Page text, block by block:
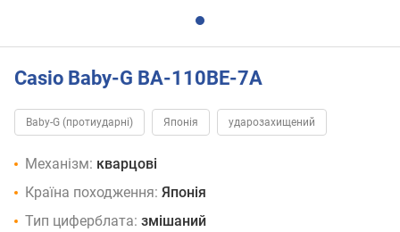
Casio Baby-G BA-110BE-7A
Baby-G (протиударні) Японія ударозахищений
Механізм: кварцові
Країна походження: Японія
Тип циферблата: змішаний